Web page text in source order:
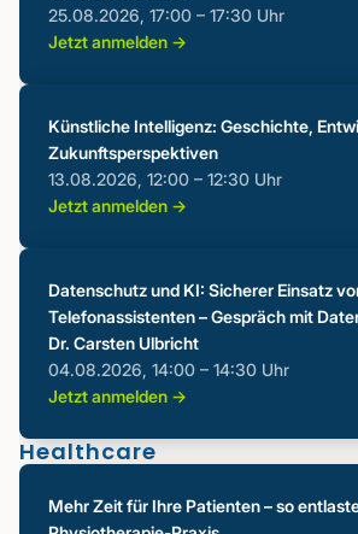
VP Revenue
Vorstellung des Chatbots
Vorstellung des Messengers
Vorführung der Plattform und ihrer
Datenschutz & Datensicherheit bei
Jetzt zum Webinar
25.08.2026, 17:00 – 17:30 Uhr
Jetzt anmelden ->
VP Revenue
Erklärung des Large Language
Herausforderungen der
So können Sie von VITAS profitieren
Vorführung der Plattform und ihrer
Wie viel Kosten können Sie sparen?
Jetzt zum Webinar
Künstliche Intelligenz: Geschichte,
Zukunftsperspektiven
13.08.2026, 12:00 – 12:30 Uhr
Jetzt anmelden ->
Mareike Tatic
Inhalte
Merkmale der künstlichen Intelligenz
Was sind virtuelle Telefonassistenten?
Datenschutz und KI: Sicherer Einsatz
Telefonassistenten – Gespräch mit
Dr. Carsten Ulbricht
04.08.2026, 14:00 – 14:30 Uhr
Jetzt anmelden ->
Referent:in
Mareike Tatic
Healthcare
Mehr Zeit für Ihre Patienten – so